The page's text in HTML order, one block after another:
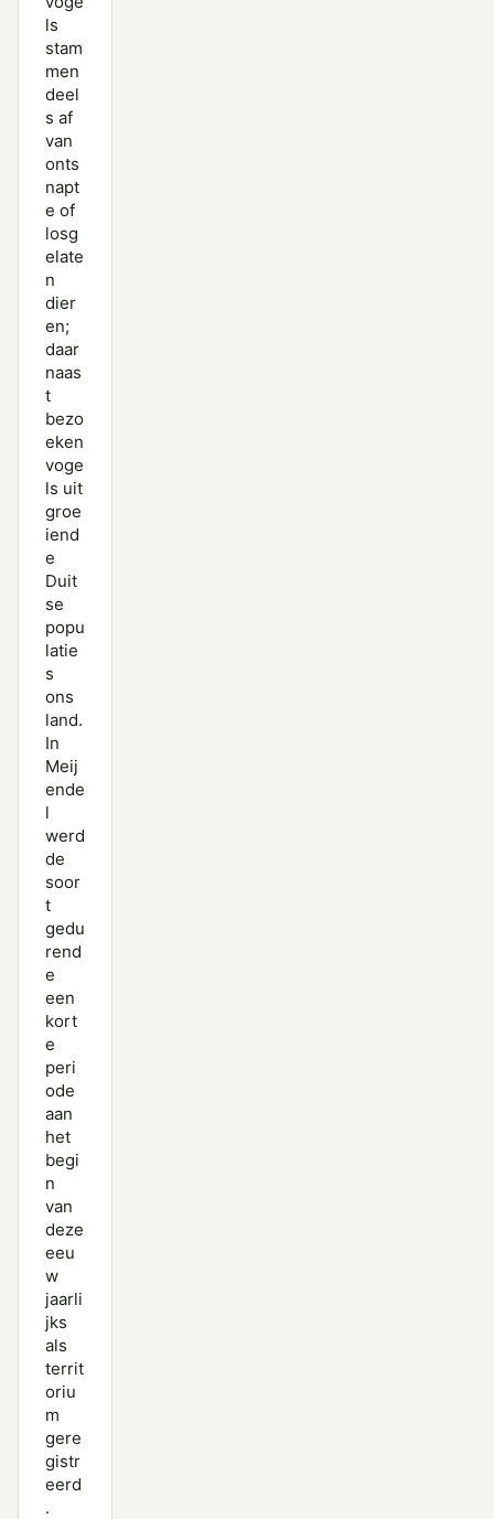
ls
stam
men
deel
s af
van
onts
napt
e of
losg
elate
n
dier
en;
daar
naas
t
bezo
eken
voge
ls uit
groe
iend
e
Duit
se
popu
latie
s
ons
land.
In
Meij
ende
l
werd
de
soor
t
gedu
rend
e
een
kort
e
peri
ode
aan
het
begi
n
van
deze
eeu
w
jaarli
jks
als
territ
oriu
m
gere
gistr
eerd
.